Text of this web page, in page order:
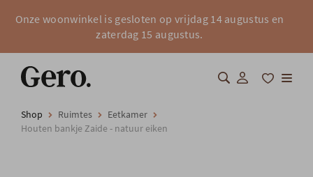
Onze woonwinkel is gesloten op vrijdag 14 augustus en
zaterdag 15 augustus.
Shop
Shop Ruimtes
Eetkamer
Houten bankje Zaide - natuur eiken